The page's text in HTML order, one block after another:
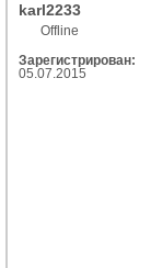
karl2233
Offline
Зарегистрирован:
05.07.2015